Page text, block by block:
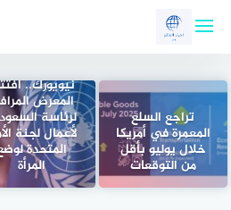
تراجع السلع
المعمرة في أمريكا
خلال يوليو بأقل
من التوقعات
نيويورك..
المعرض
لرئاسة
لأعمال لجنة
المتحدة
المرأة